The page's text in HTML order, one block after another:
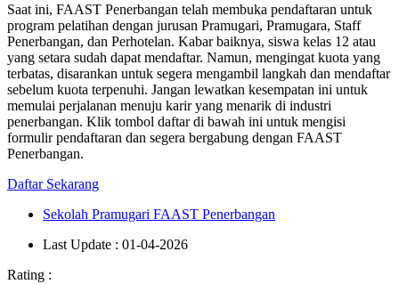
Saat ini, FAAST Penerbangan telah membuka pendaftaran untuk
program pelatihan dengan jurusan Pramugari, Pramugara, Staff
Penerbangan, dan Perhotelan. Kabar baiknya, siswa kelas 12 atau
yang setara sudah dapat mendaftar. Namun, mengingat kuota yang
terbatas, disarankan untuk segera mengambil langkah dan mendaftar
sebelum kuota terpenuhi. Jangan lewatkan kesempatan ini untuk
memulai perjalanan menuju karir yang menarik di industri
penerbangan. Klik tombol daftar di bawah ini untuk mengisi
formulir pendaftaran dan segera bergabung dengan FAAST
Penerbangan.
Daftar Sekarang
Sekolah Pramugari FAAST Penerbangan
Last Update : 01-04-2026
Rating :